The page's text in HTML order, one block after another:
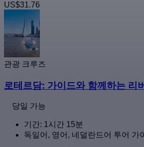
US$31.76
관광 크루즈
로테르담: 가이드와 함께하는 리
당일 가능
기간: 1시간 15분
독일어, 영어, 네덜란드어 투어 가